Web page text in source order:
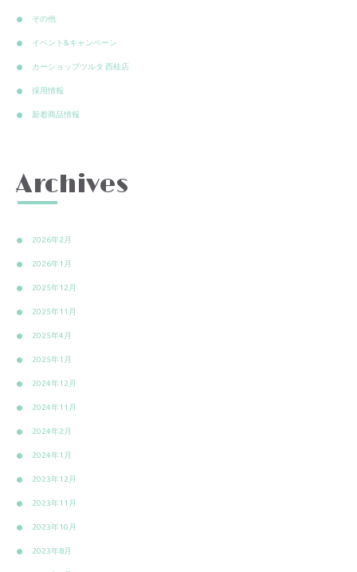
その他
イベント&キャンペーン
カーショップツルタ 西桂店
採用情報
新着商品情報
Archives
2026年2月
2026年1月
2025年12月
2025年11月
2025年4月
2025年1月
2024年12月
2024年11月
2024年2月
2024年1月
2023年12月
2023年11月
2023年10月
2023年8月